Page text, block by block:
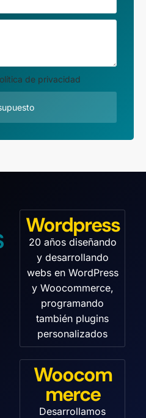
de privacidad
Wordpress
20 años diseñando
y desarrollando
webs en WordPress
y Woocommerce,
programando
también plugins
personalizados
Woocom
merce
Desarrollamos